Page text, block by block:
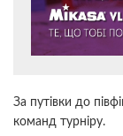
За путівки до
команд турніру.